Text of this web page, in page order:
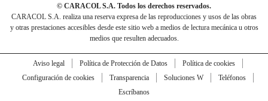
© CARACOL S.A. Todos los derechos reservados.
CARACOL S.A. realiza una reserva expresa de las reproducciones y usos de las obras
y otras prestaciones accesibles desde este sitio web a medios de lectura mecánica u otros
medios que resulten adecuados.
Aviso legal Política de Protección de Datos
Política de cookies
Configuración de cookies
Transparencia Soluciones W
Teléfonos
Escríbanos